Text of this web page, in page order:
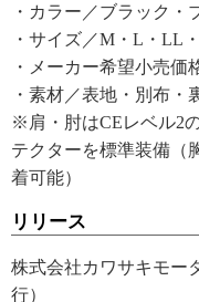
・カラー／ブラック・
・サイズ／M・L・LL
・メーカー希望小売価
・素材／表地・別布・
※肩・肘はCEレベル2
テクターを標準装備（
着可能）
リリース
株式会社カワサキモー
行）